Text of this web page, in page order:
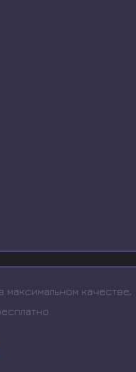
максимальном качестве,